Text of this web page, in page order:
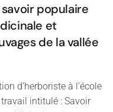
populaire
et
de la vallée
d’herboriste à l’école
intitulé : Savoir